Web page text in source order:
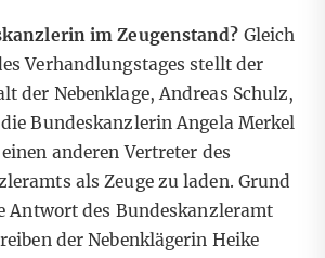
im Zeugenstand? Gleich
Verhandlungstages stellt der
der Nebenklage, Andreas Schulz,
Bundeskanzlerin Angela Merkel
anderen Vertreter des
als Zeuge zu laden. Grund
Antwort des Bundeskanzleramt
der Nebenklägerin Heike